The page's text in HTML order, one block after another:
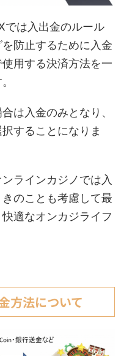
では入出金のルール
防止するために入金
用する決済方法を一
は入金のみとなり、
することになりま
ラインカジノでは入
のことも考慮して最
適なオンカジライフ
方法について